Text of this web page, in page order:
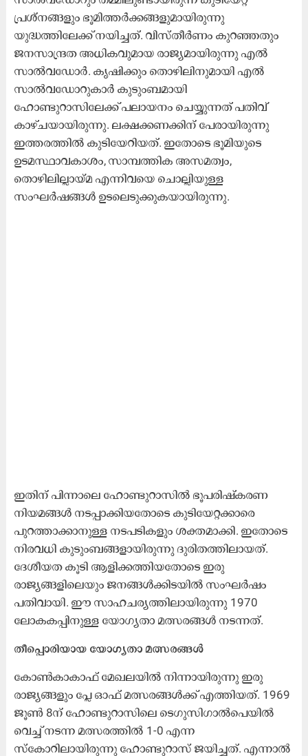
പ്രശ്നങ്ങളും ഭൂമിത്തർക്കങ്ങളുമായിരുന്നു
യുദ്ധത്തിലേക്ക് നയിച്ചത്. വിസ്തീർണം കുറഞ്ഞതും
ജനസാന്ദ്രത അധികവുമായ രാജ്യമായിരുന്നു എൽ
സാൽവഡോർ. കൃഷിക്കും തൊഴിലിനുമായി എൽ
സാൽവഡോറുകാർ കുടുംബമായി
ഹോണ്ടുറാസിലേക്ക് പലായനം ചെയ്യുന്നത് പതിവ്
കാഴ്ചയായിരുന്നു. ലക്ഷക്കണക്കിന് പേരായിരുന്നു
ഇത്തരത്തിൽ കുടിയേറിയത്. ഇതോടെ ഭൂമിയുടെ
ഉടമസ്ഥാവകാശം, സാമ്പത്തിക അസമത്വം,
തൊഴിലില്ലായ്മ എന്നിവയെ ചൊല്ലിയുള്ള
സംഘർഷങ്ങൾ ഉടലെടുക്കുകയായിരുന്നു.
ഇതിന് പിന്നാലെ ഹോണ്ടുറാസിൽ ഭൂപരിഷ്കരണ
നിയമങ്ങൾ നടപ്പാക്കിയതോടെ കുടിയേറ്റക്കാരെ
പുറത്താക്കാനുള്ള നടപടികളും ശക്തമാക്കി. ഇതോടെ
നിരവധി കുടുംബങ്ങളായിരുന്നു ദുരിതത്തിലായത്.
ദേശീയത കൂടി ആളിക്കത്തിയതോടെ ഇരു
രാജ്യങ്ങളിലെയും ജനങ്ങൾക്കിടയിൽ സംഘർഷം
പതിവായി. ഈ സാഹചര്യത്തിലായിരുന്നു 1970
ലോകകപ്പിനുള്ള യോഗ്യതാ മത്സരങ്ങൾ നടന്നത്.
തീപ്പൊരിയായ യോഗ്യതാ മത്സരങ്ങൾ
കോൺകാകാഫ് മേഖലയിൽ നിന്നായിരുന്നു ഇരു
രാജ്യങ്ങളും പ്ലേ ഓഫ് മത്സരങ്ങൾക്ക് എത്തിയത്. 1969
ജൂൺ 8ന് ഹോണ്ടുറാസിലെ ടെഗുസിഗാൽപെയിൽ
വെച്ച് നടന്ന മത്സരത്തിൽ 1-0 എന്ന
സ്കോറിലായിരുന്നു ഹോണ്ടുറാസ് ജയിച്ചത്. എന്നാൽ